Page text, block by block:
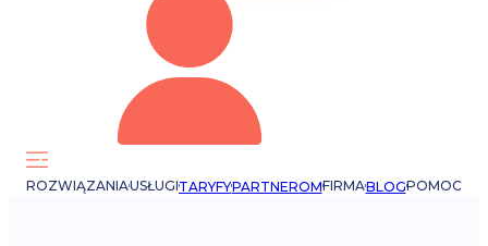
ROZWIĄZANIAUSŁUGITARYFYPARTNEROMFIRMABLOGPOMOC